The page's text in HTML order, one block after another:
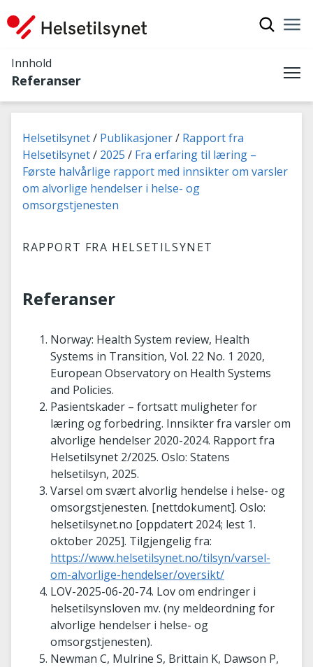
Innhold
Referanser
Du er her:
Helsetilsynet Publikasjoner
Rapport fra
Helsetilsynet
2025
Fra erfaring til læring –
Første halvårlige rapport med innsikter om varsler
om alvorlige hendelser i helse- og
omsorgstjenesten
RAPPORT FRA HELSETILSYNET
Referanser
Norway: Health System review, Health
Systems in Transition, Vol. 22 No. 1 2020,
European Observatory on Health Systems
and Policies.
Pasientskader – fortsatt muligheter for
læring og forbedring. Innsikter fra varsler om
alvorlige hendelser 2020-2024. Rapport fra
Helsetilsynet 2/2025. Oslo: Statens
helsetilsyn, 2025.
Varsel om svært alvorlig hendelse i helse- og
omsorgstjenesten. [nettdokument]. Oslo:
helsetilsynet.no [oppdatert 2024; lest 1.
oktober 2025]. Tilgjengelig fra:
https://www.helsetilsynet.no/tilsyn/varsel-
om-alvorlige-hendelser/oversikt/
LOV-2025-06-20-74. Lov om endringer i
helsetilsynsloven mv. (ny meldeordning for
alvorlige hendelser i helse- og
omsorgstjenesten).
Newman C, Mulrine S, Brittain K, Dawson P,